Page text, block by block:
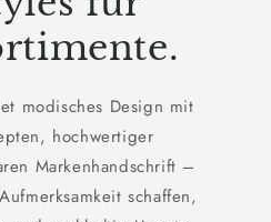
modisches Design mit
hochwertiger
Markenhandschrift –
schaffen,